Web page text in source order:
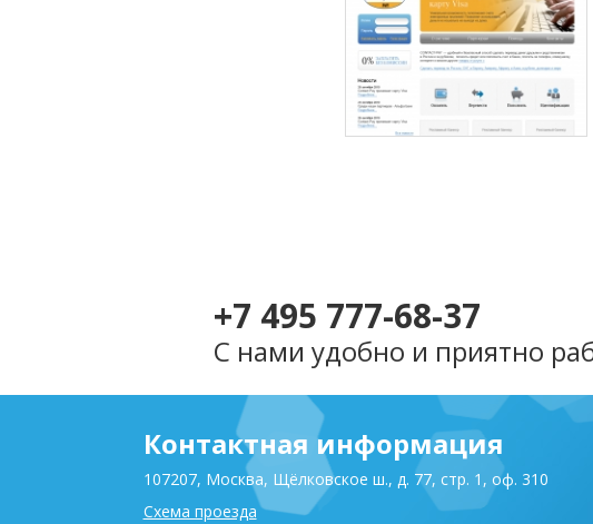
+7 495 777-68-37
С нами удобно и приятно
Контактная информация
107207, Москва, Щёлковское ш., д. 77, стр. 1, оф. 310
Схема проезда